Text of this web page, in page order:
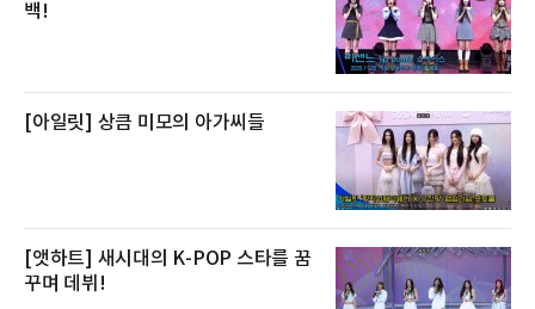
백!
[아일릿] 상큼 미모의 아가씨들
[앳하트] 새시대의 K-POP 스타를 꿈
꾸며 데뷔!